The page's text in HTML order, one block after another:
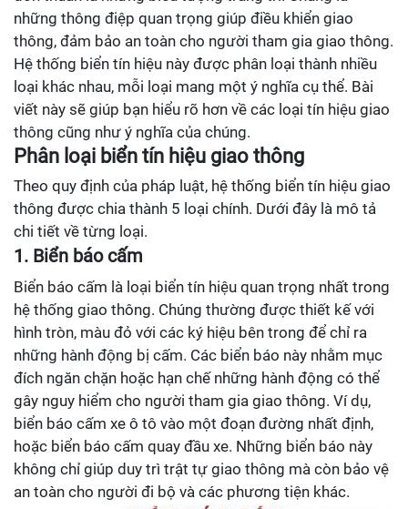
những thông điệp quan trọng giúp điều khiển giao
thông, đảm bảo an toàn cho người tham gia giao thông.
Hệ thống biển tín hiệu này được phân loại thành nhiều
loại khác nhau, mỗi loại mang một ý nghĩa cụ thể. Bài
viết này sẽ giúp bạn hiểu rõ hơn về các loại tín hiệu giao
thông cũng như ý nghĩa của chúng.
Phân loại biển tín hiệu giao thông
Theo quy định của pháp luật, hệ thống biển tín hiệu giao
thông được chia thành 5 loại chính. Dưới đây là mô tả
chi tiết về từng loại.
1. Biển báo cấm
Biển báo cấm là loại biển tín hiệu quan trọng nhất trong
hệ thống giao thông. Chúng thường được thiết kế với
hình tròn, màu đỏ với các ký hiệu bên trong để chỉ ra
những hành động bị cấm. Các biển báo này nhằm mục
đích ngăn chặn hoặc hạn chế những hành động có thể
gây nguy hiểm cho người tham gia giao thông. Ví dụ,
biển báo cấm xe ô tô vào một đoạn đường nhất định,
hoặc biển báo cấm quay đầu xe. Những biển báo này
không chỉ giúp duy trì trật tự giao thông mà còn bảo vệ
an toàn cho người đi bộ và các phương tiện khác.